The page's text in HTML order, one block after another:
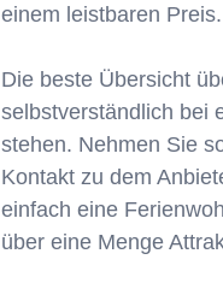
einem leistbaren Preis.
Die beste Übersicht
selbstverständlich bei
stehen. Nehmen Sie
Kontakt zu dem
einfach eine
über eine Menge